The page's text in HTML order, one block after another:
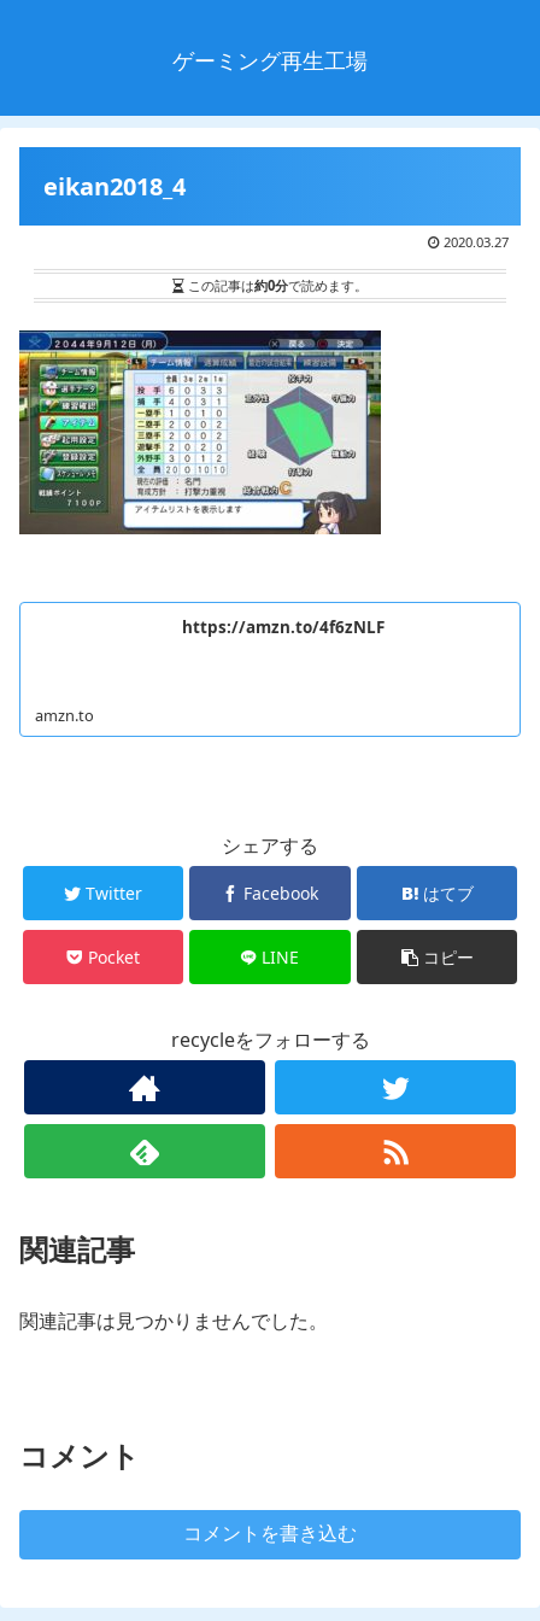
ゲーミング再生工場
eikan2018_4
2020.03.27
この記事は約0分で読めます。
https://amzn.to/4f6zNLF
amzn.to
シェアする
Twitter Facebook はてブ
Pocket LINE コピー
recycleをフォローする
関連記事
関連記事は見つかりませんでした。
コメント
コメントを書き込む